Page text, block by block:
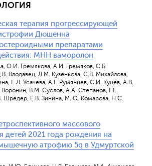
терапия прогрессирующей
Дюшенна
препаратами
МНН ваморолон
О.И. Гремякова, А.И. Гремяков, С.Б.
Влодавец, Л.М. Кузенкова, С.В. Михайлова,
Е.Л. Усачева, А.Г. Румянцев, С.И. Куцев, А.В.
Воронин, В.М. Суслов, А.А. Степанов, Г.Е.
Шрёдер, Е.В. Зинина, М.Ю. Комарова, Н.С.
массового
детей 2021 года рождения на
атрофию 5q в Удмуртской